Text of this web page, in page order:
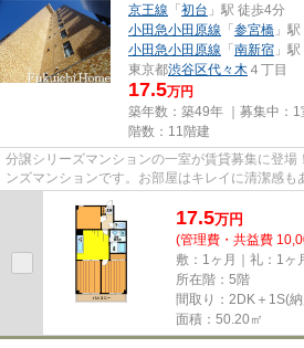
京王線 「初台 」駅 徒歩4分
小田急小田原線 「参宮橋 」
小田急小田原線 「南新宿 」
東京都渋谷区代々木 ４丁目
17.5万円
築年数：築49年 ｜募集中： 1
階数：11階建
分譲シリーズマンションの一室が賃貸募集に登場
ンズマンションです。お部屋はキレイに清潔感も
あっという間の距離で都心ラ...
17.5万円
(管理費・共益費
敷：1ヶ月｜礼：1ヶ
所在階：5階
間取り：2DK＋1S(
面積：50.20㎡